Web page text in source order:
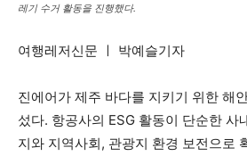
레기 수거 활동을 진행했다.
여행레저신문 ㅣ 박예슬기자
진에어가 제주 바다를 지키기 위한 해
섰다. 항공사의 ESG 활동이 단순한 사
지와 지역사회, 관광지 환경 보전으로